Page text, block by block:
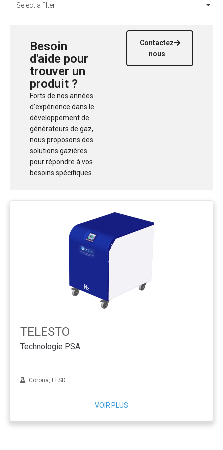
Select a filter
Besoin
d'aide pour
trouver un
produit ?
Forts de nos années
d’expérience dans le
développement de
générateurs de gaz,
nous proposons des
solutions gazières
pour répondre à vos
besoins spécifiques.
Contactez
nous
TELESTO
Technologie PSA
Corona, ELSD
VOIR PLUS